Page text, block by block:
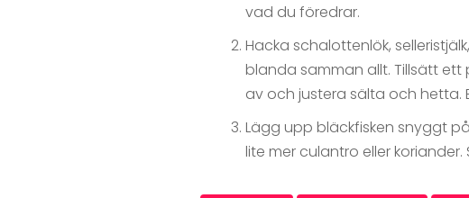
vad du föredrar.
Hacka schalottenlök,
blanda samman allt. Tillsätt ett
av och justera sälta och hetta.
Lägg upp bläckfisken snyggt
lite mer culantro eller